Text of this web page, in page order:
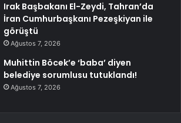
Irak Başbakanı El-Zeydi, Tahran’da
İran Cumhurbaşkanı Pezeşkiyan ile
görüştü
Ağustos 7, 2026
Muhittin Böcek’e ‘baba’ diyen
belediye sorumlusu tutuklandı!
Ağustos 7, 2026